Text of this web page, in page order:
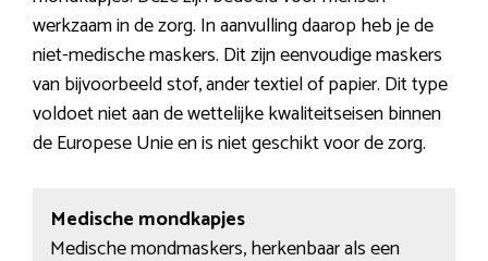
werkzaam in de zorg. In aanvulling daarop heb je de
niet-medische maskers. Dit zijn eenvoudige maskers
van bijvoorbeeld stof, ander textiel of papier. Dit type
voldoet niet aan de wettelijke kwaliteitseisen binnen
de Europese Unie en is niet geschikt voor de zorg.
Medische mondkapjes
Medische mondmaskers, herkenbaar als een